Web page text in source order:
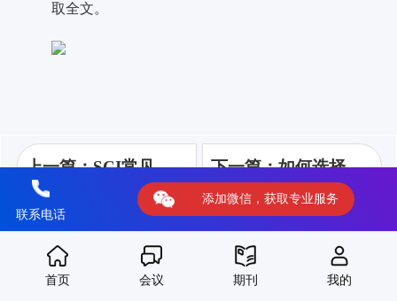
取全文。
上一篇：SCI常见术语之H-Index 下一篇：如何选择合适的SCI期刊？SCI投稿策略分享
首页 会议 期刊 我的
联系电话
添加微信，获取专业服务